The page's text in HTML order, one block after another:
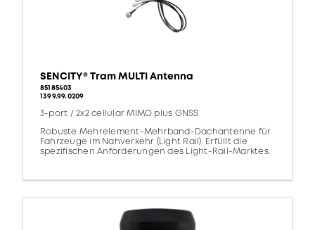
SENCITY® Tram MULTI Antenna
85185403
1399.99.0209
3-port / 2x2 cellular MIMO plus GNSS
Robuste Mehrelement-Mehrband-Dachantenne für
Fahrzeuge im Nahverkehr (Light Rail). Erfüllt die
spezifischen Anforderungen des Light-Rail-Marktes.